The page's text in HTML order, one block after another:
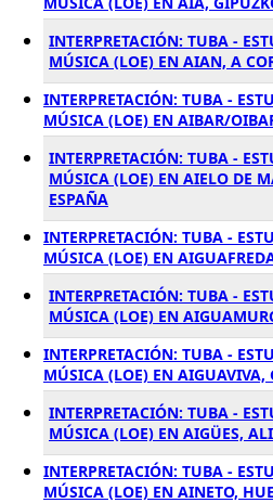
INTERPRETACIÓN: TUBA -
MÚSICA (LOE) EN AIAN, A
INTERPRETACIÓN: TUBA -
MÚSICA (LOE) EN AIBAR/
INTERPRETACIÓN: TUBA -
MÚSICA (LOE) EN AIELO DE
ESPAÑA
INTERPRETACIÓN: TUBA -
MÚSICA (LOE) EN
INTERPRETACIÓN: TUBA -
MÚSICA (LOE) EN
INTERPRETACIÓN: TUBA -
MÚSICA (LOE) EN AIGUAVIVA,
INTERPRETACIÓN: TUBA -
MÚSICA (LOE) EN AIGÜES,
INTERPRETACIÓN: TUBA -
MÚSICA (LOE) EN AINETO,